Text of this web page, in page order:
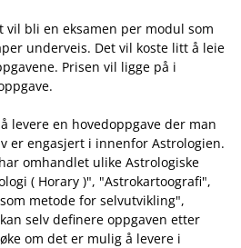
vil bli en eksamen per modul som
underveis. Det vil koste litt å leie
Prisen vil ligge på i
levere en hovedoppgave der man
er engasjert i innenfor Astrologien.
omhandlet ulike Astrologiske
( Horary )", "Astrokartoografi",
metode for selvutvikling",
selv definere oppgaven etter
om det er mulig å levere i